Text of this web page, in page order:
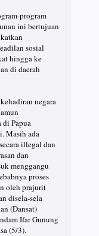
program
ini bertujuan
sosial
hingga ke
di daerah
negara
di Papua
Masih ada
illegal dan
dan
menggangu
proses
oleh prajurit
disela-sela
(Dansat)
Ifar Gunung
(5/3).